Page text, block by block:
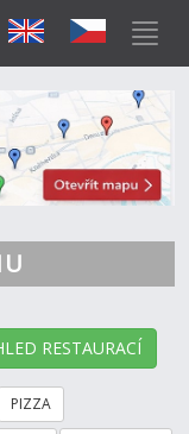
RESTAURACÍ
PIZZA